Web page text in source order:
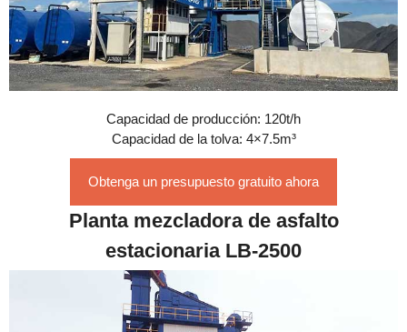
Capacidad de producción: 120t/h
Capacidad de la tolva: 4×7.5m³
Obtenga un presupuesto gratuito ahora
Planta mezcladora de asfalto
estacionaria LB-2500